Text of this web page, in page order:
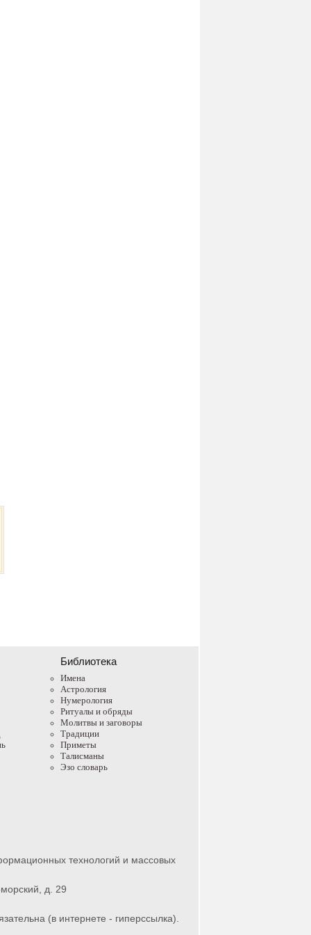
Библиотека
Имена
Астрология
Нумерология
Ритуалы и обряды
Молитвы и заговоры
Традиции
Приметы
Талисманы
Эзо словарь
технологий и массовых
д. 29
(в интернете - гиперссылка).